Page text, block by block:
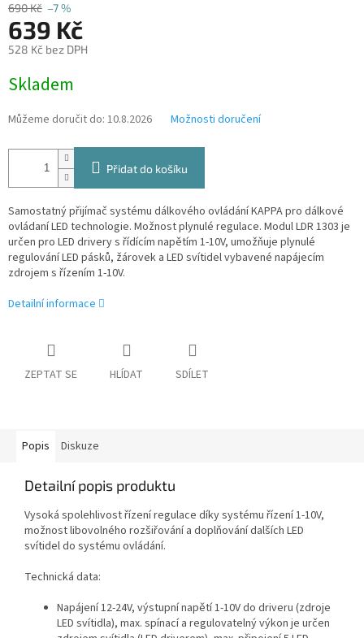
690 Kč –7 %
639 Kč
528 Kč bez DPH
cena:
Skladem
Můžeme doručit do: 10.8.2026 Možnosti doručení
Přidat do košíku
Samostatný přijímač systému dálkového ovládání KAPPA pro dálkové
ovládaní LED technologie. Možnost plynulé regulace. Modul LDR 1303 je
určen pro LED drivery s řídícím napětím 1-10V, umožňuje plynulé
regulování LED pásků, žárovek a LED svítidel vybavené napájecím
zdrojem s řízením 1-10V.
Detailní informace
ZEPTAT SE HLÍDAT SDÍLET
Popis Diskuze
Detailní popis produktu
Vysoká spolehlivost řízení regulace díky systému řízení 1-10V,
možnost libovolného rozšiřování a doplňování dalších LED
svítidel do systému ovládání.
Technická data:
Napájení 12-24V, výstupní napětí 1-10V do driveru (zdroje
LED svítidla), max. spínací a regulovatelný výkon je určen